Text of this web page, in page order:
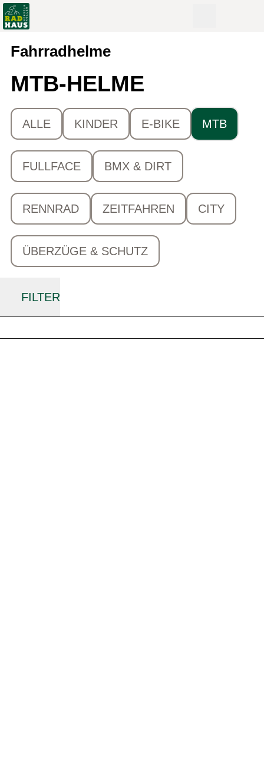
Fahrradhelme
MTB-HELME
ALLE KINDER E-BIKE MTB
FULLFACE BMX & DIRT
RENNRAD ZEITFAHREN CITY
ÜBERZÜGE & SCHUTZ
FILTER